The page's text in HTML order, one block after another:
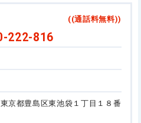
((通話料無料))
222-816
京都豊島区東池袋１丁目１８番